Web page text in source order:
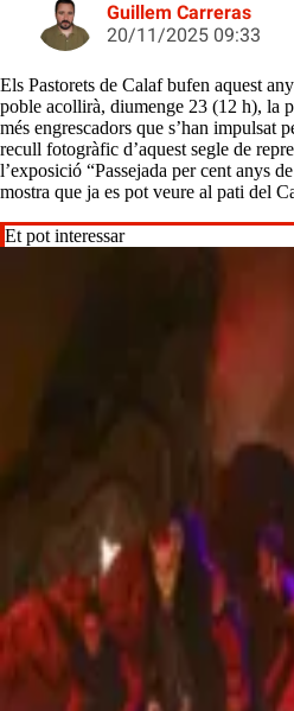
Guillem Carreras
20/11/2025 09:33
Els Pastorets de Calaf bufen aquest
poble acollirà, diumenge 23 (12 h), la
més engrescadors que s’han impulsat
recull fotogràfic d’aquest segle de
l’exposició “Passejada per cent anys
mostra que ja es pot veure al pati del
Et pot interessar